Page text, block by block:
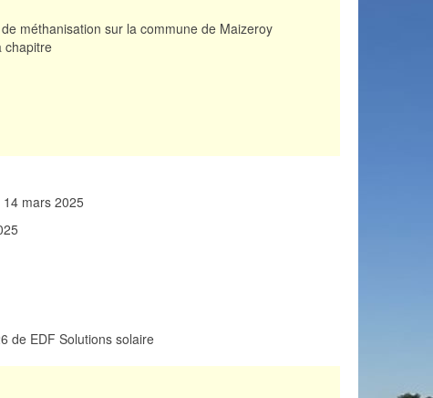
méthanisation sur la commune de Maizeroy
chapitre
mars 2025
de EDF Solutions solaire